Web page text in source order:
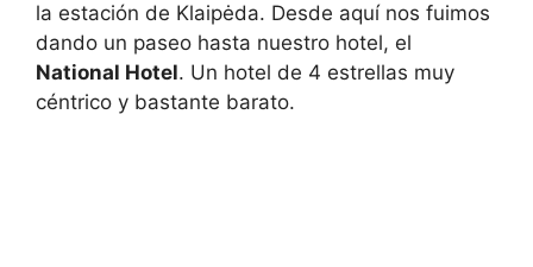
la estación de Klaipėda. Desde aquí nos fuimos
dando un paseo hasta nuestro hotel, el
National Hotel. Un hotel de 4 estrellas muy
céntrico y bastante barato.